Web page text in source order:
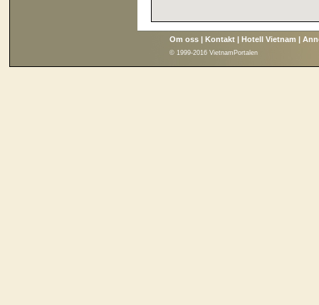
Om oss | Kontakt | Hotell Vietnam |
© 1999-2016 VietnamPortalen